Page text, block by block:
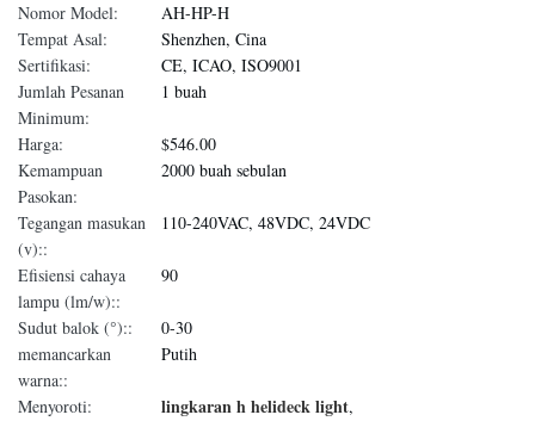
Nomor Model:
AH-HP-H
Tempat Asal:
Shenzhen, Cina
Sertifikasi:
CE, ICAO, ISO9001
Jumlah Pesanan
Minimum:
1 buah
Harga:
$546.00
Kemampuan
Pasokan:
2000 buah sebulan
Tegangan masukan
(v)::
110-240VAC, 48VDC, 24VDC
Efisiensi cahaya
lampu (lm/w)::
90
Sudut balok (°)::
0-30
memancarkan
warna::
Putih
Menyoroti: lingkaran h helideck light,